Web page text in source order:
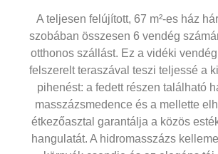
A teljesen felújított, 67 m²-es ház
szobában összesen 6 vendég
otthonos szállást. Ez a vidéki
felszerelt teraszával teszi teljessé a
pihenést: a fedett részen található
masszázsmedence és a mellette
étkezőasztal garantálja a közös
hangulatát. A hidromasszázs